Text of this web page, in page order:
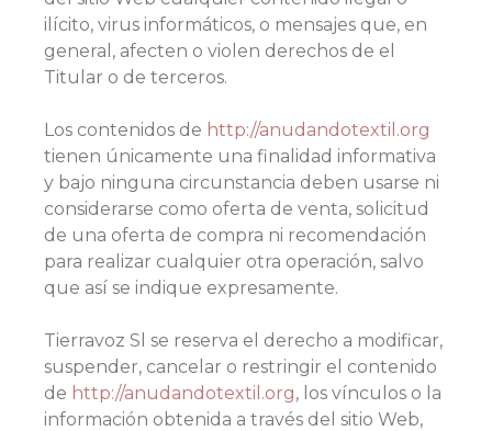
ilícito, virus informáticos, o mensajes que, en
general, afecten o violen derechos de el
Titular o de terceros.
Los contenidos de http://anudandotextil.org
tienen únicamente una finalidad informativa
y bajo ninguna circunstancia deben usarse ni
considerarse como oferta de venta, solicitud
de una oferta de compra ni recomendación
para realizar cualquier otra operación, salvo
que así se indique expresamente.
Tierravoz Sl se reserva el derecho a modificar,
suspender, cancelar o restringir el contenido
de http://anudandotextil.org, los vínculos o la
información obtenida a través del sitio Web,